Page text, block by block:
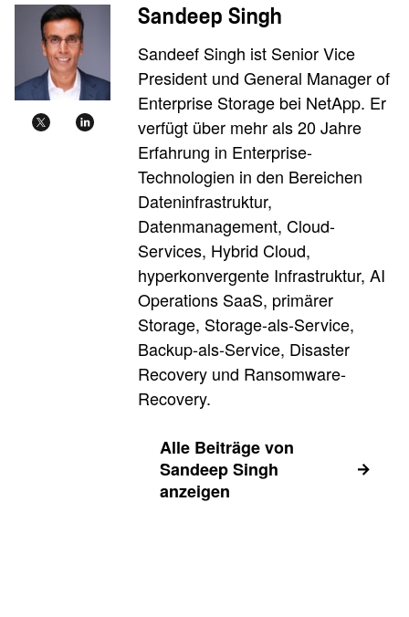
Sandeep Singh
Sandeef Singh ist Senior Vice
President und General Manager of
Enterprise Storage bei NetApp. Er
verfügt über mehr als 20 Jahre
Erfahrung in Enterprise-
Technologien in den Bereichen
Dateninfrastruktur,
Datenmanagement, Cloud-
Services, Hybrid Cloud,
hyperkonvergente Infrastruktur, AI
Operations SaaS, primärer
Storage, Storage-als-Service,
Backup-als-Service, Disaster
Recovery und Ransomware-
Recovery.
Alle Beiträge von
Sandeep Singh
anzeigen